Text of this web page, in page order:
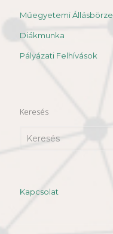
Műegyetemi Állásbörze
Diákmunka
Pályázati Felhívások
Keresés
Kapcsolat